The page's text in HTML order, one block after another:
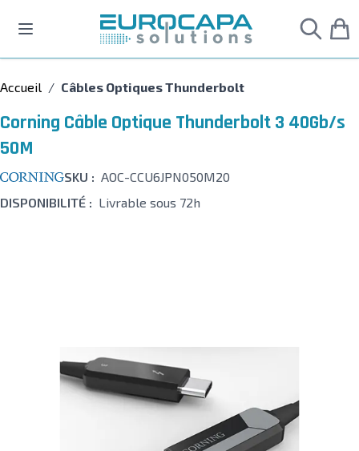
Accueil / Câbles Optiques Thunderbolt
Corning Câble Optique Thunderbolt 3 40Gb/s
50M
SKU : AOC-CCU6JPN050M20
DISPONIBILITÉ : Livrable sous 72h